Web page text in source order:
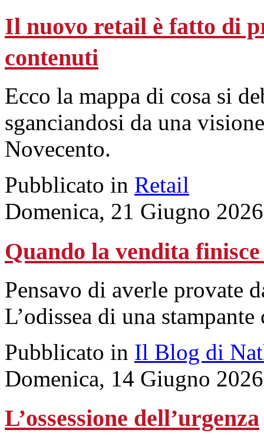
Il nuovo retail è fatto di
contenuti
Ecco la mappa di cosa si
sganciandosi da una
Novecento.
Pubblicato in Retail
Domenica, 21 Giugno
Quando la vendita
Pensavo di averle provate
L’odissea di una
Pubblicato in Il Blog di
Domenica, 14 Giugno
L’ossessione dell’urgenza